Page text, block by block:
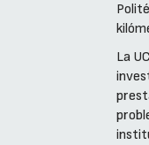
La